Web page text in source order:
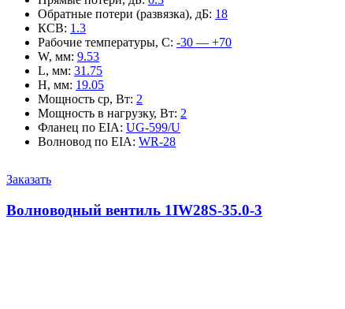
Обратные потери (развязка), дБ: 18
КСВ: 1.3
Рабочие температуры, С: -30 — +70
W, мм: 9.53
L, мм: 31.75
H, мм: 19.05
Мощность ср, Вт: 2
Мощность в нагрузку, Вт: 2
Фланец по EIA: UG-599/U
Волновод по EIA: WR-28
Заказать
Волноводный вентиль 1IW28S-35.0-3